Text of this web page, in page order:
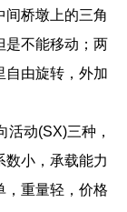
间桥墩上的三角
是不能移动；两
自由旋转，外加
活动(SX)三种，
数小，承载能力
，重量轻，价格